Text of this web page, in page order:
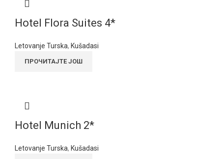
Hotel Flora Suites 4*
Letovanje Turska, Kušadasi
ПРОЧИТАЈТЕ ЈОШ
Hotel Munich 2*
Letovanje Turska, Kušadasi